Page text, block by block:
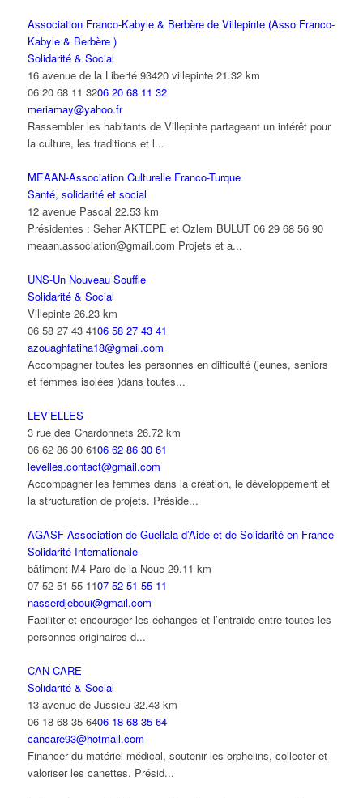
Association Franco-Kabyle & Berbère de Villepinte (Asso Franco-
Kabyle & Berbère )
Solidarité & Social
16 avenue de la Liberté 93420 villepinte 21.32 km
06 20 68 11 3206 20 68 11 32
meriamay@yahoo.fr
Rassembler les habitants de Villepinte partageant un intérêt pour
la culture, les traditions et l...
MEAAN-Association Culturelle Franco-Turque
Santé, solidarité et social
12 avenue Pascal 22.53 km
Présidentes : Seher AKTEPE et Ozlem BULUT 06 29 68 56 90
meaan.association@gmail.com Projets et a...
UNS-Un Nouveau Souffle
Solidarité & Social
Villepinte 26.23 km
06 58 27 43 4106 58 27 43 41
azouaghfatiha18@gmail.com
Accompagner toutes les personnes en difficulté (jeunes, seniors
et femmes isolées )dans toutes...
LEV’ELLES
3 rue des Chardonnets 26.72 km
06 62 86 30 6106 62 86 30 61
levelles.contact@gmail.com
Accompagner les femmes dans la création, le développement et
la structuration de projets. Préside...
AGASF-Association de Guellala d’Aide et de Solidarité en France
Solidarité Internationale
bâtiment M4 Parc de la Noue 29.11 km
07 52 51 55 1107 52 51 55 11
nasserdjeboui@gmail.com
Faciliter et encourager les échanges et l’entraide entre toutes les
personnes originaires d...
CAN CARE
Solidarité & Social
13 avenue de Jussieu 32.43 km
06 18 68 35 6406 18 68 35 64
cancare93@hotmail.com
Financer du matériel médical, soutenir les orphelins, collecter et
valoriser les canettes. Présid...